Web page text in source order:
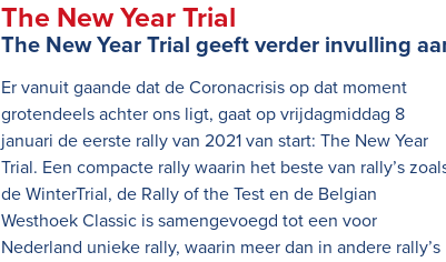
The New Year Trial
The New Year Trial geeft verder invulling
Er vanuit gaande dat de Coronacrisis op dat moment
grotendeels achter ons ligt, gaat op vrijdagmiddag 8
januari de eerste rally van 2021 van start: The New Year
Trial. Een compacte rally waarin het beste van rally’s
de WinterTrial, de Rally of the Test en de Belgian
Westhoek Classic is samengevoegd tot een voor
Nederland unieke rally, waarin meer dan in andere rally’s